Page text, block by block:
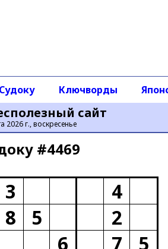
сайт
2026 г., воскресенье
Судоку Ключворды
#4469
3
4
8 5
2
6 7
5